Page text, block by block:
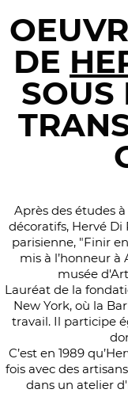
DE
SOUS
Après des études
décoratifs, Hervé Di
parisienne, "Finir
mis à l’honneur
musée
Lauréat de la
New York, où la
travail. Il participe
C’est en 1989
fois avec des
dans un atelier